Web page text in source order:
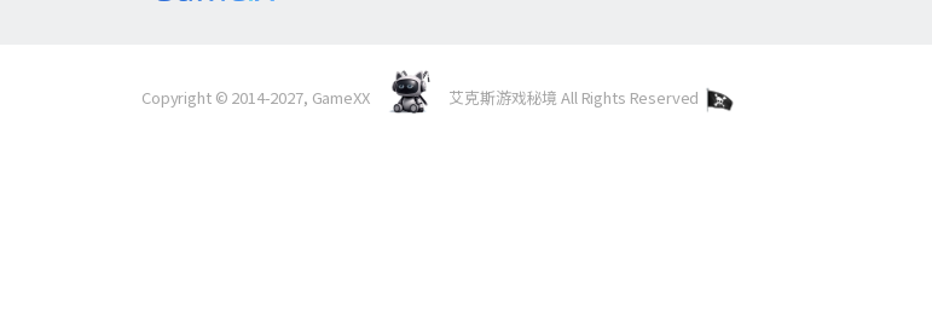
Copyright © 2014-2027, GameXX 艾克斯游戏秘境 All Rights Reserved